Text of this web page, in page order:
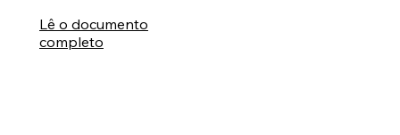
Lê o documento
completo